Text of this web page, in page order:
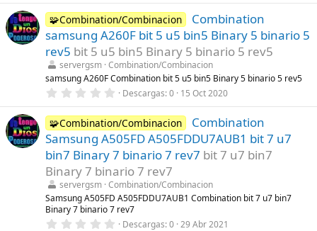
0
0
e
s
r
e
l
a
(
s
)
🧩Combination/Combinacion
Combination
samsung A260F bit 5 u5 bin5 Binary 5 binario 5
rev5 bit 5 u5 bin5 Binary 5 binario 5 rev5
servergsm Combination/Combinacion
samsung A260F Combination bit 5 u5 bin5 Binary 5 binario 5 rev5
0
0
0
e
s
t
r
e
l
l
a
(
s
Descargas 0 15 Oct 2020
🧩Combination/Combinacion
Combination
Samsung A505FD A505FDDU7AUB1 bit 7 u7
bin7 Binary 7 binario 7 rev7 bit 7 u7 bin7
Binary 7 binario 7 rev7
servergsm Combination/Combinacion
Samsung A505FD A505FDDU7AUB1 Combination bit 7 u7 bin7
Binary 7 binario 7 rev7
0 Descargas 0 29 Abr 2021